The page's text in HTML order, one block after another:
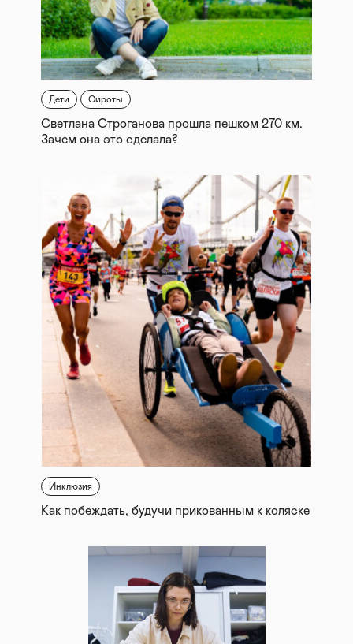
Дети Сироты
Светлана Строганова прошла пешком 270 км.
Зачем она это сделала?
Инклюзия
Как побеждать, будучи прикованным к коляске